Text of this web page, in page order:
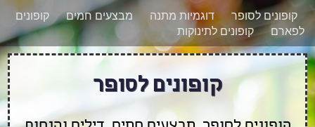
רוצים להישאר מעודכנים לגבי קופונים חדשים?
הצטרפו אלינו גם
בוואטסאפ
קופונים לסופר דוגמיות מתנה מבצעים חמים
קופונים
לפארם
קופונים לתינוקות
קופונים לסופר